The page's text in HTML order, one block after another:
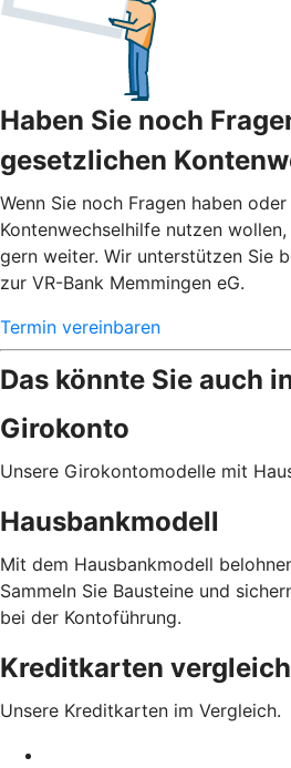
Haben Sie noch
gesetzlichen
Wenn Sie noch Fragen haben
Kontenwechselhilfe nutzen
gern weiter. Wir unterstützen Sie
zur VR-Bank Memmingen eG.
Termin vereinbaren
Das könnte Sie auch
Girokonto
Unsere Girokontomodelle mit
Hausbankmodell
Mit dem Hausbankmodell
Sammeln Sie Bausteine und
bei der Kontoführung.
Kreditkarten
Unsere Kreditkarten im Vergleich.